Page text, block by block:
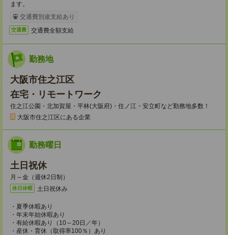
ます。
交通費別途支給あり
交通費 交通費全額支給
勤務地
大阪市住之江区
在宅・リモートワーク
住之江公園・北加賀屋・平林(大阪府)・住ノ江・安立町など勤務地多数！
大阪市住之江区にある企業
勤務曜日
土日祝休
月～金（週休2日制）
休日休暇 土日祝休み
・夏季休暇あり
・年末年始休暇あり
・有給休暇あり（10～20日／年）
・産休・育休（取得率100％）あり